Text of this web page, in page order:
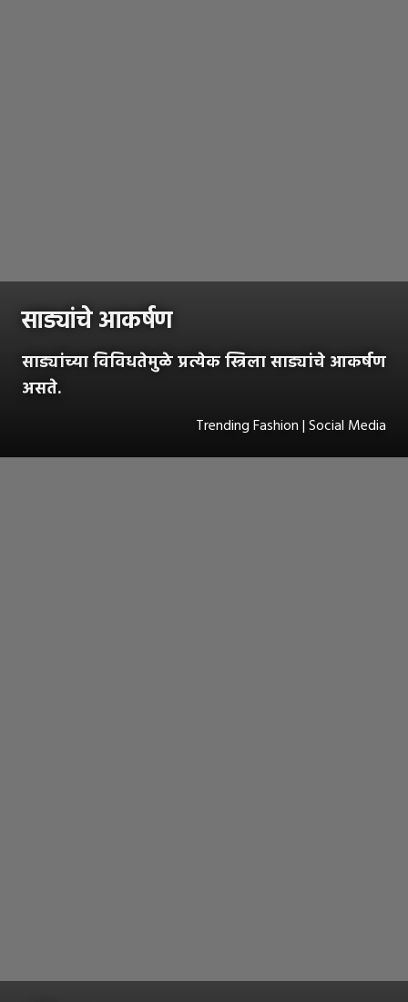
साड्यांचे आकर्षण
साड्यांच्या विविधतेमुळे प्रत्येक स्त्रिला साड्यांचे आकर्षण
असते.
Trending Fashion | Social Media